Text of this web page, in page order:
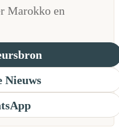
Marokko en
Nieuws